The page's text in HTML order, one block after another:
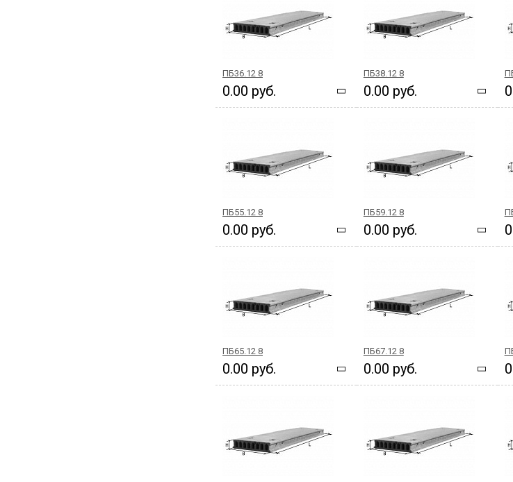
ПБ36.12 8
0.00 руб.
ПБ38.12 8
0.00 руб.
ПБ55.12 8
0.00 руб.
ПБ59.12 8
0.00 руб.
ПБ65.12 8
0.00 руб.
ПБ67.12 8
0.00 руб.